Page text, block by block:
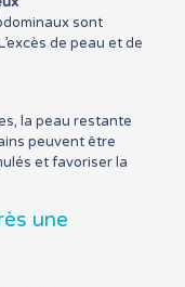
sont
de peau et de
la peau restante
peuvent être
et favoriser la
une